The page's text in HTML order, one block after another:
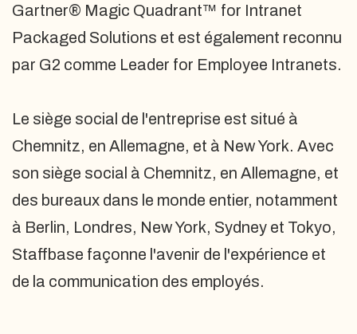
Gartner® Magic Quadrant™ for Intranet
Packaged Solutions et est également reconnu
par G2 comme Leader for Employee Intranets.
Le siège social de l'entreprise est situé à
Chemnitz, en Allemagne, et à New York. Avec
son siège social à Chemnitz, en Allemagne, et
des bureaux dans le monde entier, notamment
à Berlin, Londres, New York, Sydney et Tokyo,
Staffbase façonne l'avenir de l'expérience et
de la communication des employés.